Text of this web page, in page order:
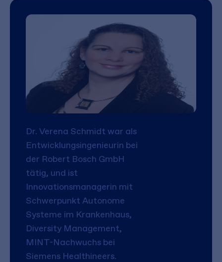
Dr. Verena Schmidt war als
Entwicklungsingenieurin bei
der Robert Bosch GmbH
tätig, und ist
Innovationsmanagerin mit
Schwerpunkt Autonome
Systeme im Krankenhaus,
Diversity Management,
MINT-Nachwuchs bei
Siemens Healthineers.